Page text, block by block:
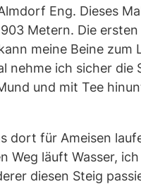
Eng. Dieses
Metern. Die
meine Beine
ich sicher
und mit Tee
dort für Ameisen
Weg läuft Wasser,
diesen Steig